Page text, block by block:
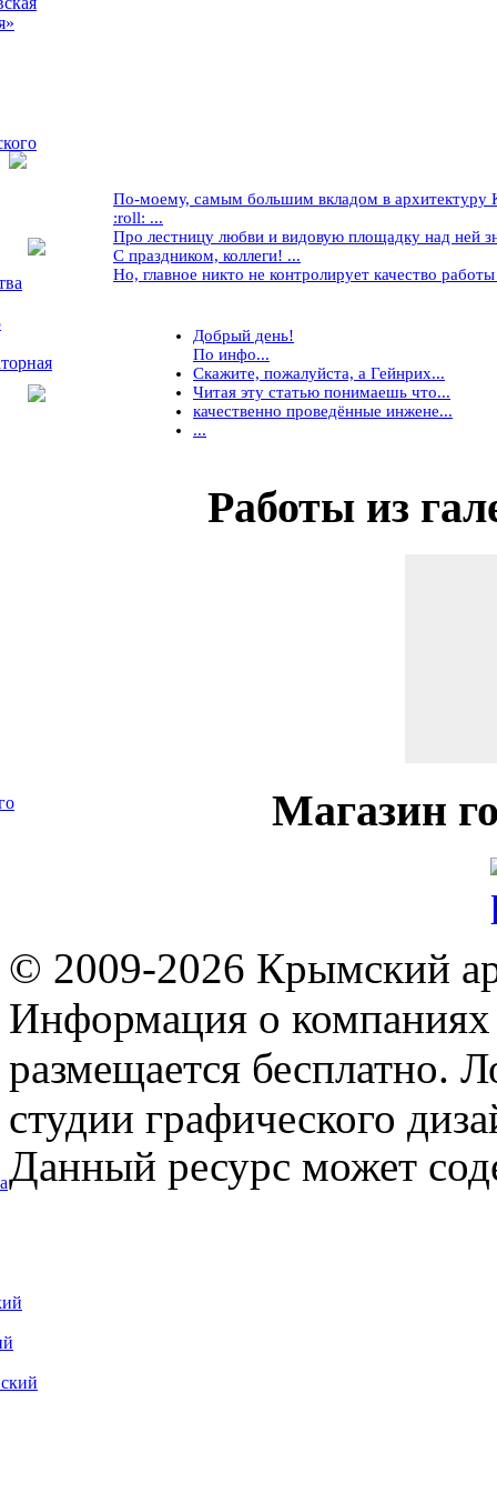
По-моему, самым большим вкладом в архитектуру
:roll: ...
Про лестницу любви и видовую площадку над ней
С праздником, коллеги! ...
Но, главное никто не контролирует качество
Добрый день!
По инфо...
Скажите, пожалуйста, а Гейнрих...
Читая эту статью понимаешь что...
качественно проведённые инжене...
...
Работыиз
Магазин
© 2009-2026 Крымский
Информация о компаниях
размещается бесплатно.
студии графического
Данный ресурс может